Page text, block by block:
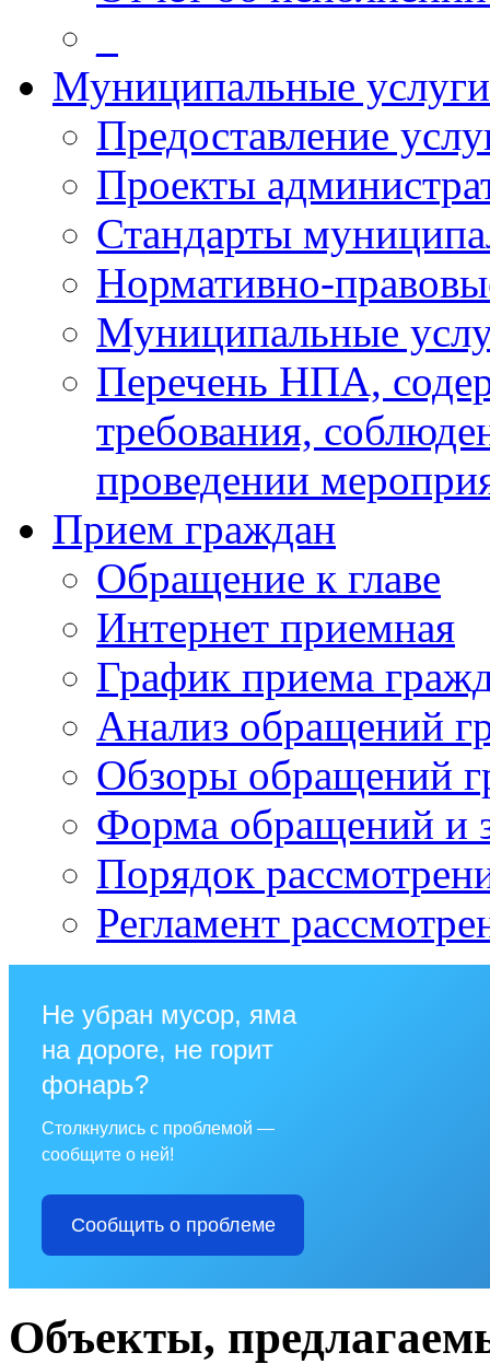
Муниципальные услуги
Предоставление
Проекты
Стандарты
Нормативно-
Муниципальные
Перечень НПА,
требования,
проведении
Прием граждан
Обращение к главе
Интернет приемная
График приема
Анализ обращений
Обзоры обращений
Форма обращений и
Порядок
Регламент
Не убран мусор, яма
на дороге, не горит
фонарь?
Столкнулись с проблемой —
сообщите о ней!
Сообщить о проблеме
Объекты,